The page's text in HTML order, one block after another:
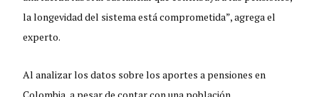
la longevidad del sistema está comprometida”, agrega el
experto.
Al analizar los datos sobre los aportes a pensiones en